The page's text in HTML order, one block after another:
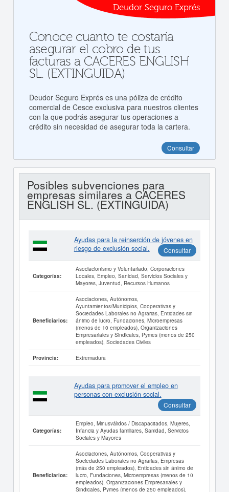
Deudor Seguro Exprés
Conoce cuanto te costaría
asegurar el cobro de tus
facturas a CACERES ENGLISH
SL. (EXTINGUIDA)
Deudor Seguro Exprés es una póliza de crédito
comercial de Cesce exclusiva para nuestros clientes
con la que podrás asegurar tus operaciones a
crédito sin necesidad de asegurar toda la cartera.
Consultar
Posibles subvenciones para
empresas similares a CACERES
ENGLISH SL. (EXTINGUIDA)
Ayudas para la reinserción de jóvenes en
riesgo de exclusión social.
Consultar
Categorías:
Asociacionismo y Voluntariado, Corporaciones
Locales, Empleo, Sanidad, Servicios Sociales y
Mayores, Juventud, Recursos Humanos
Beneficiarios:
Asociaciones, Autónomos,
Ayuntamientos/Municipios, Cooperativas y
Sociedades Laborales no Agrarias, Entidades sin
ánimo de lucro, Fundaciones, Microempresas
(menos de 10 empleados), Organizaciones
Empresariales y Sindicales, Pymes (menos de 250
empleados), Sociedades Civiles
Provincia: Extremadura
Ayudas para promover el empleo en
personas con exclusión social.
Consultar
Categorías:
Empleo, Minusválidos / Discapacitados, Mujeres,
Infancia y Ayudas familiares, Sanidad, Servicios
Sociales y Mayores
Beneficiarios:
Asociaciones, Autónomos, Cooperativas y
Sociedades Laborales no Agrarias, Empresas
(más de 250 empleados), Entidades sin ánimo de
lucro, Fundaciones, Microempresas (menos de 10
empleados), Organizaciones Empresariales y
Sindicales, Pymes (menos de 250 empleados),